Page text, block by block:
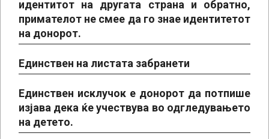
идентитот на другата страна и обратно,
примателот не смее да го знае идентитетот
на донорот.
Единствен на листата забранети
Единствен исклучок е донорот да потпише
изјава дека ќе учествува во одгледувањето
на детето.